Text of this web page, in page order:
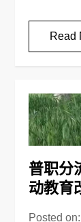
Read
普职分
动教育
Posted on: